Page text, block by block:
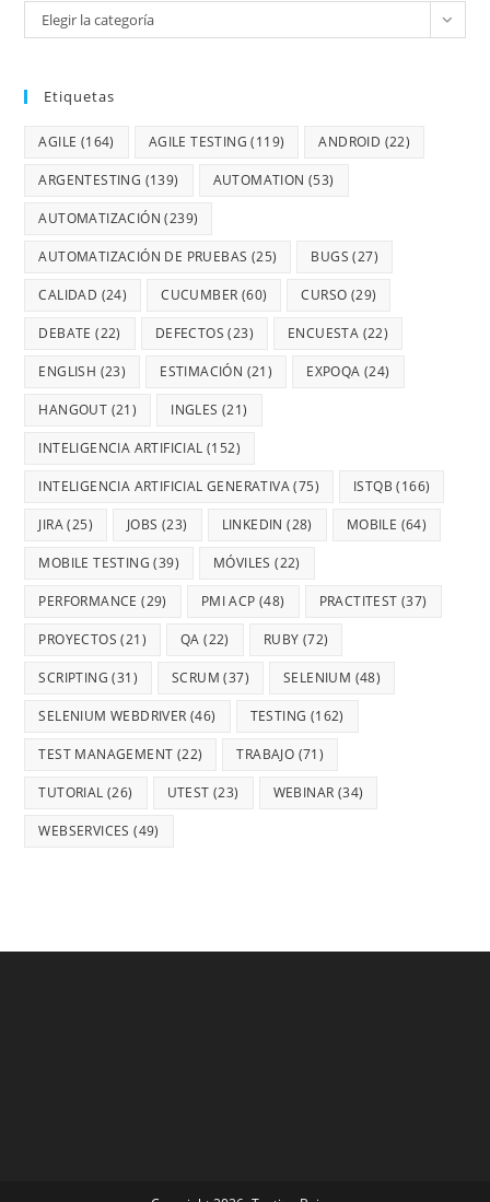
Elegir la categoría
Etiquetas
AGILE (164) AGILE TESTING (119) ANDROID (22)
ARGENTESTING (139) AUTOMATION (53)
AUTOMATIZACIÓN (239)
AUTOMATIZACIÓN DE PRUEBAS (25) BUGS (27)
CALIDAD (24) CUCUMBER (60) CURSO (29)
DEBATE (22) DEFECTOS (23) ENCUESTA (22)
ENGLISH (23) ESTIMACIÓN (21) EXPOQA (24)
HANGOUT (21) INGLES (21)
INTELIGENCIA ARTIFICIAL (152)
INTELIGENCIA ARTIFICIAL GENERATIVA(75) ISTQB (166)
JIRA(25) JOBS (23) LINKEDIN (28) MOBILE (64)
MOBILE TESTING (39) MÓVILES (22)
PERFORMANCE (29) PMI ACP (48) PRACTITEST (37)
PROYECTOS (21) QA (22) RUBY (72)
SCRIPTING (31) SCRUM (37) SELENIUM (48)
SELENIUM WEBDRIVER (46) TESTING (162)
TEST MANAGEMENT (22) TRABAJO (71)
TUTORIAL (26) UTEST (23) WEBINAR (34)
WEBSERVICES (49)